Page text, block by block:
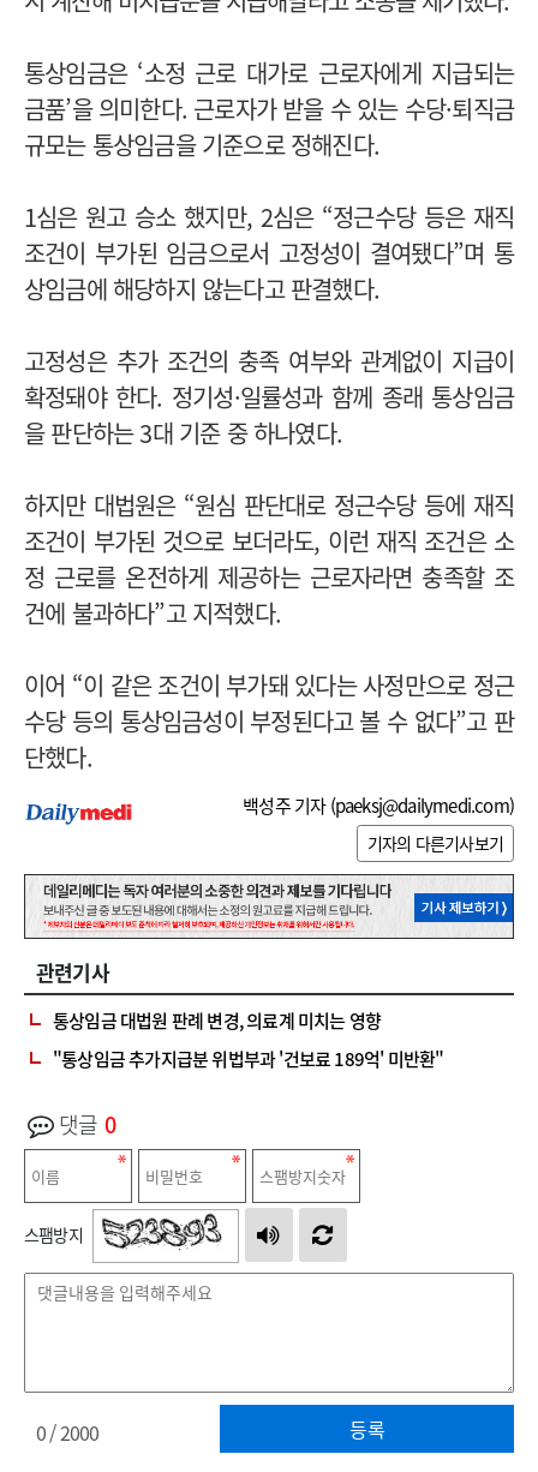
통상임금은 ‘소정 근로 대가로 근로자에게 지급되는
금품’을 의미한다. 근로자가 받을 수 있는 수당·퇴직금
규모는 통상임금을 기준으로 정해진다.
1심은 원고 승소 했지만, 2심은 “정근수당 등은 재직
조건이 부가된 임금으로서 고정성이 결여됐다”며 통
상임금에 해당하지 않는다고 판결했다.
고정성은 추가 조건의 충족 여부와 관계없이 지급이
확정돼야 한다. 정기성·일률성과 함께 종래 통상임금
을 판단하는 3대 기준 중 하나였다.
하지만 대법원은 “원심 판단대로 정근수당 등에 재직
조건이 부가된 것으로 보더라도, 이런 재직 조건은 소
정 근로를 온전하게 제공하는 근로자라면 충족할 조
건에 불과하다”고 지적했다.
이어 “이 같은 조건이 부가돼 있다는 사정만으로 정근
수당 등의 통상임금성이 부정된다고 볼 수 없다”고 판
단했다.
백성주 기자 (paeksj@dailymedi.com)
기자의 다른기사보기
관련기사
통상임금 대법원 판례 변경, 의료계 미치는 영향
"통상임금 추가지급분 위법부과 '건보료 189억' 미반환"
댓글 0
스팸방지
등록
0/ 2000